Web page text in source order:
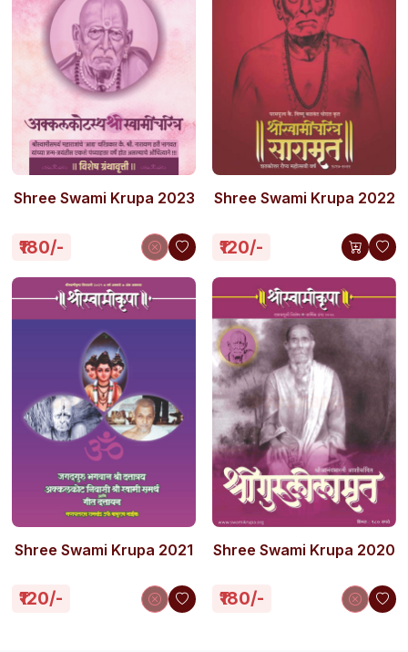
Shree Swami Krupa 2023
₹180/-
Shree Swami Krupa 2022
₹120/-
Shree Swami Krupa 2021
₹120/-
Shree Swami Krupa 2020
₹180/-